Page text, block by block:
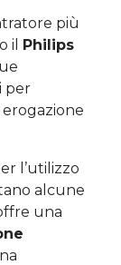
più
il Philips
per
l’utilizzo
alcune
una